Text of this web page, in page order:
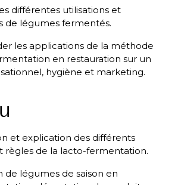
différentes utilisations et
de légumes fermentés.
les applications de la méthode
en restauration sur un
hygiène et marketing.
et explication des différents
règles de la lacto-fermentation.
de légumes de saison en